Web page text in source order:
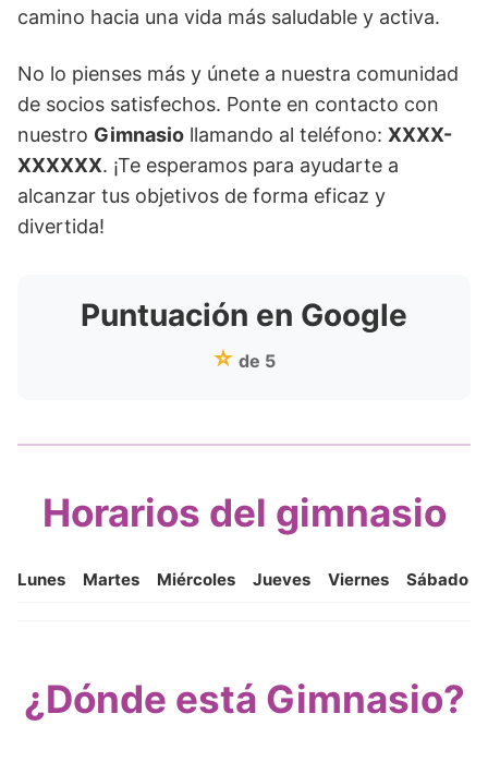
camino hacia una vida más saludable y activa.
No lo pienses más y únete a nuestra comunidad
de socios satisfechos. Ponte en contacto con
nuestro Gimnasio llamando al teléfono: XXXX-
XXXXXX. ¡Te esperamos para ayudarte a
alcanzar tus objetivos de forma eficaz y
divertida!
Puntuación en Google
⭐ de 5
Horarios del gimnasio
Lunes Martes Miércoles Jueves Viernes Sábado
¿Dónde está Gimnasio?